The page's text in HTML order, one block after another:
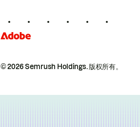
© 2026 Semrush Holdings.版权所有。